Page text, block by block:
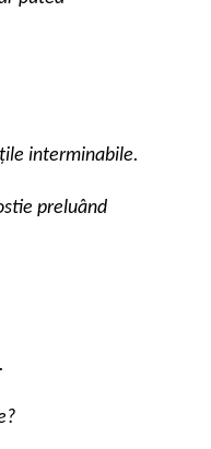
interminabile.
preluând